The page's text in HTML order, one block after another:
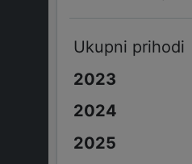
Ukupni prihodi